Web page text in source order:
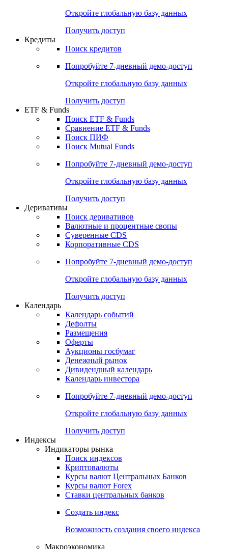
Российские IPO/SPO
Попробуйте7-дневный
Откройте глобальную базу данных
Получить доступ
Поиск кредитов
Попробуйте7-дневный
Откройте глобальную базу данных
Получить доступ
ETF & Funds
Сравнение ETF & Funds
Поиск Mutual Funds
Попробуйте7-дневный
Откройте глобальную базу данных
Получить доступ
Деривативы
Валютные и процентные свопы
Корпоративные CDS
Попробуйте7-дневный
Откройте глобальную базу данных
Получить доступ
Календарь
Календарь событий
Дефолты
Размещения
Оферты
Денежный рынок
Календарь инвестора
Попробуйте7-дневный
Откройте глобальную базу данных
Получить доступ
Индикаторы рынка
Поиск индексов
Курсы валют Центральных Банков
Ставки центральных банков
Создать индекс